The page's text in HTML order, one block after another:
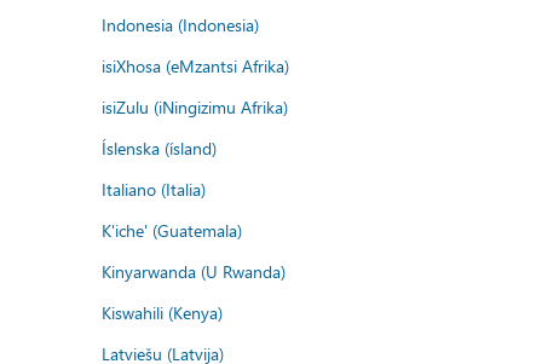
Indonesia (Indonesia)
isiXhosa (eMzantsi Afrika)
isiZulu (iNingizimu Afrika)
Íslenska (ísland)
Italiano (Italia)
K'iche' (Guatemala)
Kinyarwanda (U Rwanda)
Kiswahili (Kenya)
Latviešu (Latvija)